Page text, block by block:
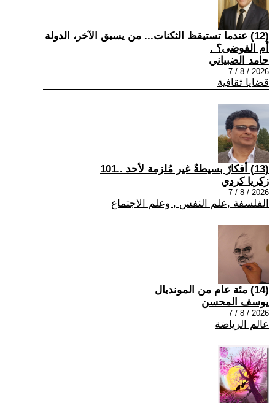
(12) عندما تستيقظ الثكنات... من يسبق الآخر، الدولة
أم الفوضى؟ .
حامد الضبياني
2026 / 8 / 7
قضايا ثقافية
(13) أفكارٌ بسيطةٌ غير مُلزمة لأحد ..101
زكريا كردي
2026 / 8 / 7
الفلسفة ,علم النفس , وعلم الاجتماع
(14) مئة عام من المونديال
يوسف المحسن
2026 / 8 / 7
عالم الرياضة